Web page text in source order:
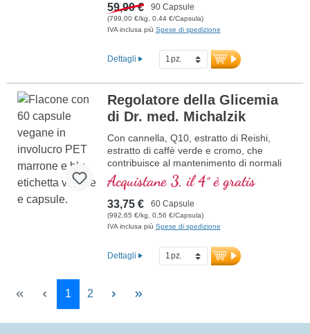
Curcumina
Acido ascorbico
Resveratrolo
B(Vitamina B12)
59,90 € 90 Capsule
(799,00 €/kg, 0,44 €/Capsula)
IVA inclusa più Spese di spedizione
Dettagli
Regolatore della Glicemia
di Dr. med. Michalzik
Con cannella, Q10, estratto di Reishi,
estratto di caffè verde e cromo, che
contribuisce al mantenimento di normali
livelli di glicemia.
Acquistane 3, il 4° è gratis
33,75 € 60 Capsule
(992,65 €/kg, 0,56 €/Capsula)
IVA inclusa più Spese di spedizione
Dettagli
Page
1 Page
2